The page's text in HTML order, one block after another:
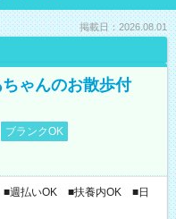
掲載日：2026.08.01
ちゃんのお散歩付
ブランクOK
■週払いOK ■扶養内OK ■日